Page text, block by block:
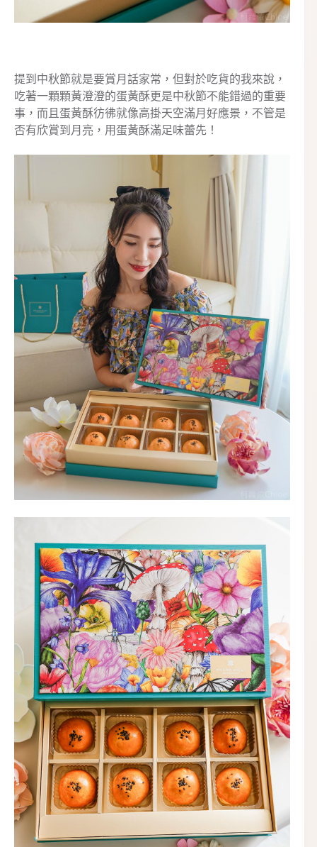
提到中秋節就是要賞月話家常，但對於吃貨的我來說，
吃著一顆顆黃澄澄的蛋黃酥更是中秋節不能錯過的重要
事，而且蛋黃酥彷彿就像高掛天空滿月好應景，不管是
否有欣賞到月亮，用蛋黃酥滿足味蕾先！